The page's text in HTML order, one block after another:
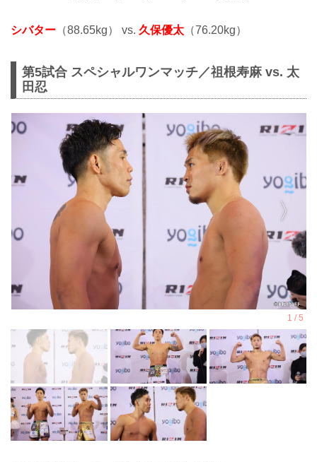
シバター （88.65kg） vs. 久保優太 （76.20kg）
第5試合 スペシャルワンマッチ／祖根寿麻 vs. 太
田忍